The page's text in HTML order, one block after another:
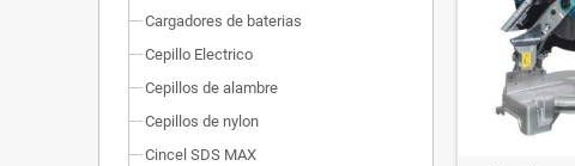
Cargadores de baterias
Cepillo Electrico
Cepillos de alambre
Cepillos de nylon
Cincel SDS MAX